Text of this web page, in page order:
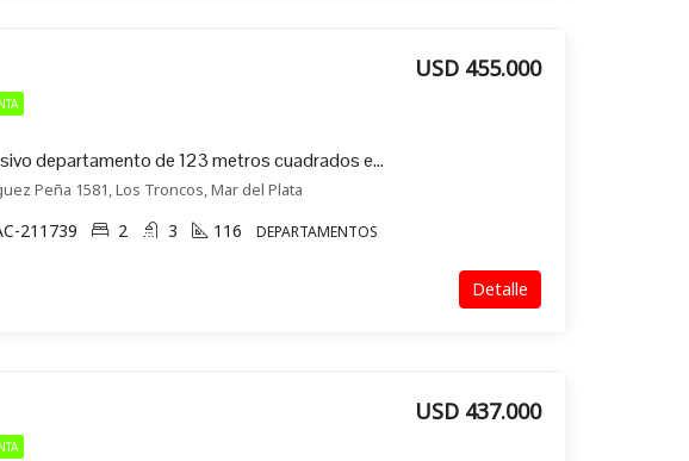
Exclusivo departamento de 123 metros cuadrados en venta en Los Troncos (501)
USD 455.000
Peña 1581, Los Troncos, Mar del Plata
211739 2 3 116 DEPARTAMENTOS
Detalle
USD 437.000